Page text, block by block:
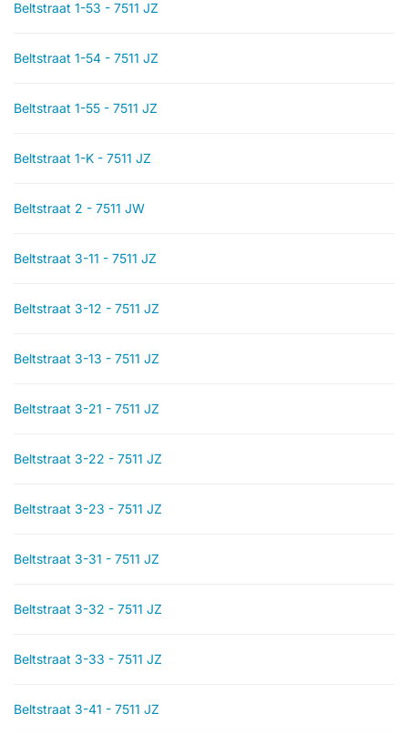
Beltstraat 1-53 - 7511 JZ
Beltstraat 1-54 - 7511 JZ
Beltstraat 1-55 - 7511 JZ
Beltstraat 1-K - 7511 JZ
Beltstraat 2 - 7511 JW
Beltstraat 3-11 - 7511 JZ
Beltstraat 3-12 - 7511 JZ
Beltstraat 3-13 - 7511 JZ
Beltstraat 3-21 - 7511 JZ
Beltstraat 3-22 - 7511 JZ
Beltstraat 3-23 - 7511 JZ
Beltstraat 3-31 - 7511 JZ
Beltstraat 3-32 - 7511 JZ
Beltstraat 3-33 - 7511 JZ
Beltstraat 3-41 - 7511 JZ